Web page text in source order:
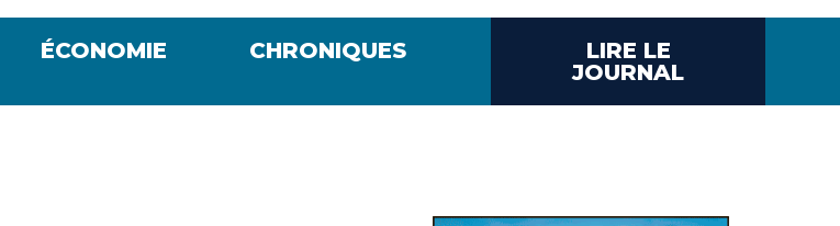
ÉCONOMIE
CHRONIQUES
LIRE LE
JOURNAL